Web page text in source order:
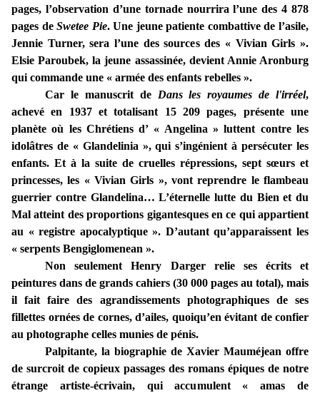
pages, l’observation d’une tornade nourrira l’une des 4 878
pages deSwetee Pie. Une jeune patiente combattive de l’asile,
Jennie Turner, sera l’une des sources des « Vivian Girls ».
Elsie Paroubek, la jeune assassinée, devient Annie Aronburg
qui commande une « armée des enfants rebelles ».
Car le manuscrit de Dans les royaumes de l'irréel,
achevé en 1937 et totalisant 15 209 pages, présente une
planète où les Chrétiens d’ « Angelina » luttent contre les
idolâtres de « Glandelinia », qui s’ingénient à persécuter les
enfants. Et à la suite de cruelles répressions, sept sœurs et
princesses, les « Vivian Girls », vont reprendre le flambeau
guerrier contre Glandelina… L’éternelle lutte du Bien et du
Mal atteint des proportions gigantesques en ce qui appartient
au « registre apocalyptique ». D’autant qu’apparaissent les
« serpents Bengiglomenean ».
Non seulement Henry Darger relie ses écrits et
peintures dans de grands cahiers (30 000 pages au total), mais
il fait faire des agrandissements photographiques de ses
fillettes ornées de cornes, d’ailes, quoiqu’en évitant de confier
au photographe celles munies de pénis.
Palpitante, la biographie de Xavier Mauméjean offre
de surcroit de copieux passages des romans épiques de notre
étrange artiste-écrivain, qui accumulent « amas de